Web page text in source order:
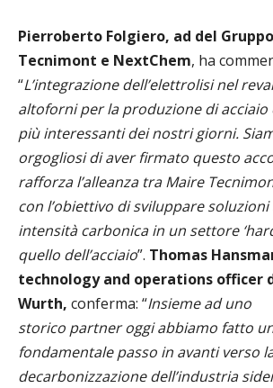
Pierroberto Folgiero, ad del
Tecnimont e NextChem, ha
“L’integrazione dell’elettrolisi nel
altoforni per la produzione di acciaio
più interessanti dei nostri giorni.
orgogliosi di aver firmato questo
rafforza l’alleanza tra Maire
con l’obiettivo di sviluppare soluzioni
intensità carbonica in un settore
quello dell’acciaio”. Thomas
technology and operations officer
Wurth, conferma: “Insieme ad uno
storico partner oggi abbiamo fatto
fondamentale passo in avanti verso
decarbonizzazione dell’industria